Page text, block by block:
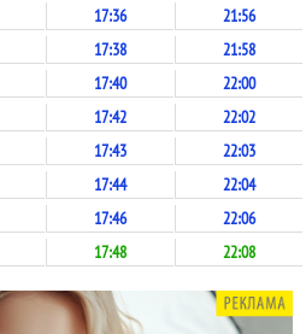
17:36 21:56
17:38 21:58
17:40 22:00
17:42 22:02
17:43 22:03
17:44 22:04
17:46 22:06
17:48 22:08